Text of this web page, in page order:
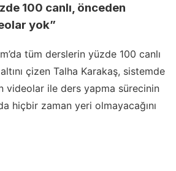
100 canlı, önceden
yok”
tüm derslerin yüzde 100 canlı
çizen Talha Karakaş, sistemde
videolar ile ders yapma sürecinin
hiçbir zaman yeri olmayacağını